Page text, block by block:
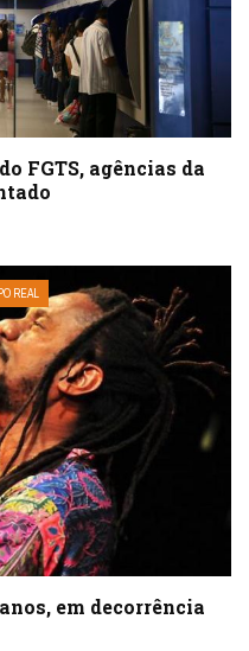
FGTS, agências da
REAL
em decorrência